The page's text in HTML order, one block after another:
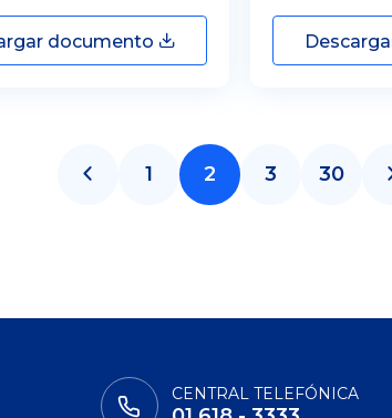
documento
1 2 3 30
CENTRAL TELEFÓNICA